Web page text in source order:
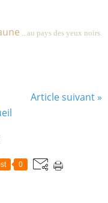
...au pays des yeux noirs.
Article suivant »
0